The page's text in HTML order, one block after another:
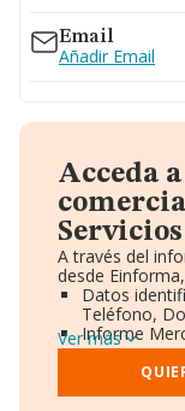
Email
Añadir Email
Acceda
Servicios
A través del
desde
Datos
Teléfono,
Informe
Gráficos de
Consejo de
Directivos y
Ver más